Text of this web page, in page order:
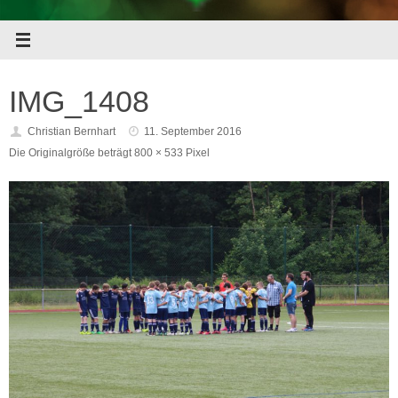
IMG_1408
Christian Bernhart
11. September 2016
Die Originalgröße beträgt800 × 533 Pixel